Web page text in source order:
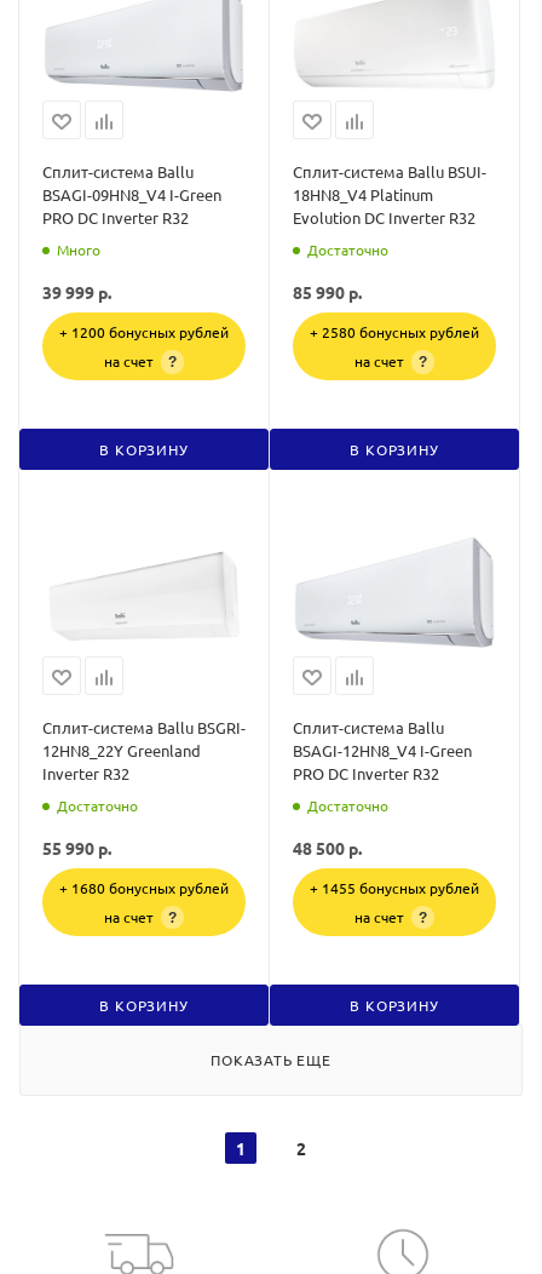
Сплит-система Ballu
BSAGI-09HN8_V4 I-Green
PRO DC Inverter R32
Много
39 999 р.
+ 1200 бонусных рублей
на счет
?
В КОРЗИНУ
Сплит-система Ballu BSUI-
18HN8_V4 Platinum
Evolution DC Inverter R32
Достаточно
85 990 р.
+ 2580 бонусных рублей
на счет
?
В КОРЗИНУ
Сплит-система Ballu BSGRI-
12HN8_22Y Greenland
Inverter R32
Достаточно
55 990 р.
+ 1680 бонусных рублей
на счет
?
В КОРЗИНУ
Сплит-система Ballu
BSAGI-12HN8_V4 I-Green
PRO DC Inverter R32
Достаточно
48 500 р.
+ 1455 бонусных рублей
на счет
?
В КОРЗИНУ
ПОКАЗАТЬ ЕЩЕ
1 2